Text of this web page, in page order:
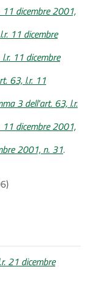
11 dicembre 2001,
11 dicembre
11 dicembre
63, l.r. 11
3 dell'art. 63, l.r.
11 dicembre 2001,
2001, n. 31.
21 dicembre